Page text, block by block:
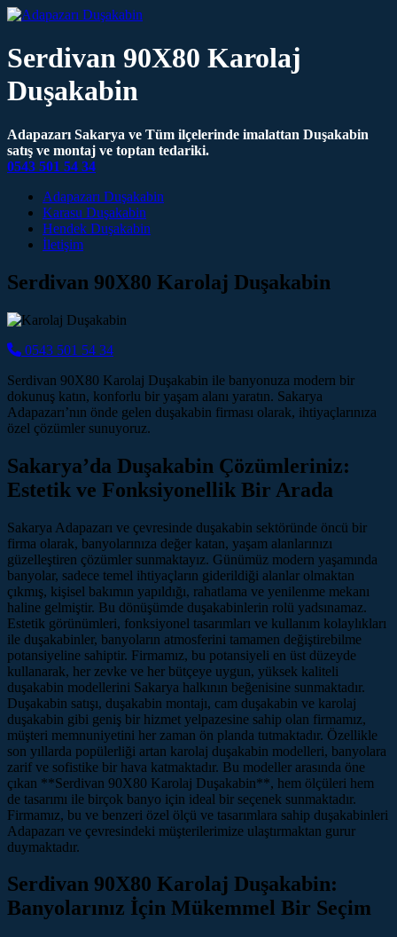
Serdivan 90X80 Karolaj
Duşakabin
Adapazarı Sakarya ve Tüm ilçelerinde imalattan Duşakabin
satış ve montaj ve toptan tedariki.
0543 501 54 34
Main Navigation
Adapazarı Duşakabin
Karasu Duşakabin
Hendek Duşakabin
İletişim
Serdivan 90X80 Karolaj Duşakabin
0543 501 54 34
Serdivan 90X80 Karolaj Duşakabin ile banyonuza modern bir
dokunuş katın, konforlu bir yaşam alanı yaratın. Sakarya
Adapazarı’nın önde gelen duşakabin firması olarak, ihtiyaçlarınıza
özel çözümler sunuyoruz.
Sakarya’da Duşakabin Çözümleriniz:
Estetik ve Fonksiyonellik Bir Arada
Sakarya Adapazarı ve çevresinde duşakabin sektöründe öncü bir
firma olarak, banyolarınıza değer katan, yaşam alanlarınızı
güzelleştiren çözümler sunmaktayız. Günümüz modern yaşamında
banyolar, sadece temel ihtiyaçların giderildiği alanlar olmaktan
çıkmış, kişisel bakımın yapıldığı, rahatlama ve yenilenme mekanı
haline gelmiştir. Bu dönüşümde duşakabinlerin rolü yadsınamaz.
Estetik görünümleri, fonksiyonel tasarımları ve kullanım kolaylıkları
ile duşakabinler, banyoların atmosferini tamamen değiştirebilme
potansiyeline sahiptir. Firmamız, bu potansiyeli en üst düzeyde
kullanarak, her zevke ve her bütçeye uygun, yüksek kaliteli
duşakabin modellerini Sakarya halkının beğenisine sunmaktadır.
Duşakabin satışı, duşakabin montajı, cam duşakabin ve karolaj
duşakabin gibi geniş bir hizmet yelpazesine sahip olan firmamız,
müşteri memnuniyetini her zaman ön planda tutmaktadır. Özellikle
son yıllarda popülerliği artan karolaj duşakabin modelleri, banyolara
zarif ve sofistike bir hava katmaktadır. Bu modeller arasında öne
çıkan **Serdivan 90X80 Karolaj Duşakabin**, hem ölçüleri hem
de tasarımı ile birçok banyo için ideal bir seçenek sunmaktadır.
Firmamız, bu ve benzeri özel ölçü ve tasarımlara sahip duşakabinleri
Adapazarı ve çevresindeki müşterilerimize ulaştırmaktan gurur
duymaktadır.
Serdivan 90X80 Karolaj Duşakabin:
Banyolarınız İçin Mükemmel Bir Seçim